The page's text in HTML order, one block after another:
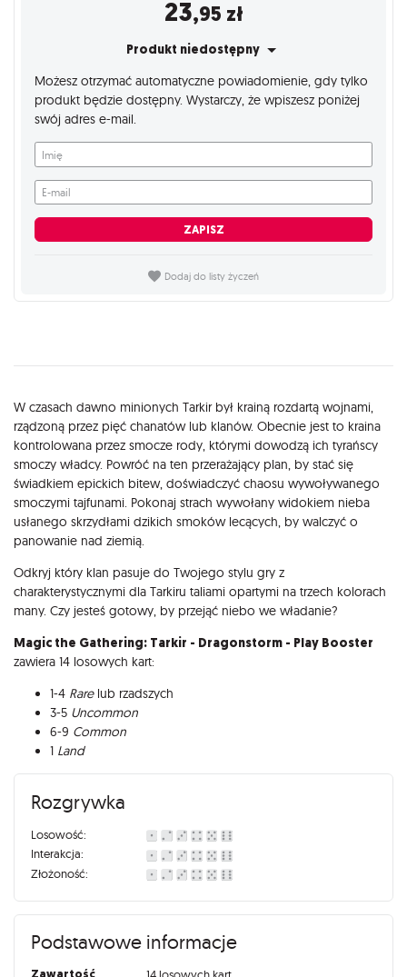
23,95 zł
Produkt niedostępny
Możesz otrzymać automatyczne powiadomienie, gdy tylko
produkt będzie dostępny. Wystarczy, że wpiszesz poniżej
swój adres e-mail.
Imię
E-mail
ZAPISZ
Dodaj do listy życzeń
Opis
W czasach dawno minionych Tarkir był krainą rozdartą wojnami,
rządzoną przez pięć chanatów lub klanów. Obecnie jest to kraina
kontrolowana przez smocze rody, którymi dowodzą ich tyrańscy
smoczy władcy. Powróć na ten przerażający plan, by stać się
świadkiem epickich bitew, doświadczyć chaosu wywoływanego
smoczymi tajfunami. Pokonaj strach wywołany widokiem nieba
usłanego skrzydłami dzikich smoków lecących, by walczyć o
panowanie nad ziemią.
Odkryj który klan pasuje do Twojego stylu gry z
charakterystycznymi dla Tarkiru taliami opartymi na trzech kolorach
many. Czy jesteś gotowy, by przejąć niebo we władanie?
Magic the Gathering: Tarkir - Dragonstorm - Play Booster
zawiera 14 losowych kart:
1-4 Rarelub rzadszych
3-5 Uncommon
6-9 Common
1 Land
Rozgrywka
Losowość:
Interakcja:
Złożoność:
Podstawowe informacje